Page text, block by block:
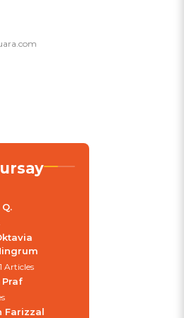
Articles
Farizzal